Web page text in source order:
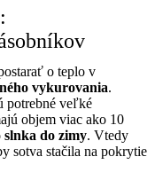
o teplo v
vykurovania.
potrebné veľké
objem viac ako 10
slnka do zimy. Vtedy
sotva stačila na pokrytie